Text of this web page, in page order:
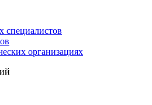
специалистов
организациях